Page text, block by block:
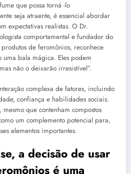
que possa torná -lo
seja atraente, é essencial abordar
expectativas realistas. O Dr.
comportamental e fundador do
de feromônios, reconhece
uma bala mágica. Eles podem
não o deixarão irresistível”.
complexa de fatores, incluindo
confiança e habilidades sociais.
que contenham compostos
um complemento potencial para,
elementos importantes.
a decisão de usar
é uma